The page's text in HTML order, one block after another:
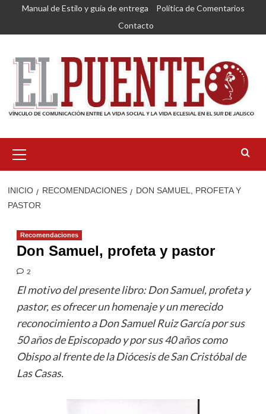
Saltar
contenido
Manual de Estilo y guía de entrega
Política de Comentarios
Contacto
primario
INICIO RECOMENDACIONES
DON SAMUEL, PROFETA Y
PASTOR
Recomendaciones
Don Samuel, profeta y pastor
2
El motivo del presente libro: Don Samuel, profeta y
pastor, es ofrecer un homenaje y un merecido
reconocimiento a Don Samuel Ruiz García por sus
50 años de Episcopado y por sus 40 años como
Obispo al frente de la Diócesis de San Cristóbal de
Las Casas.